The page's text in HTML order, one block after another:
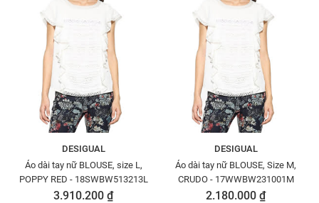
DESIGUAL
Áo dài tay nữ BLOUSE, size L,
POPPY RED - 18SWBW513213L
3.910.200 ₫
DESIGUAL
Áo dài tay nữ BLOUSE, Size M,
CRUDO - 17WWBW231001M
2.180.000 ₫